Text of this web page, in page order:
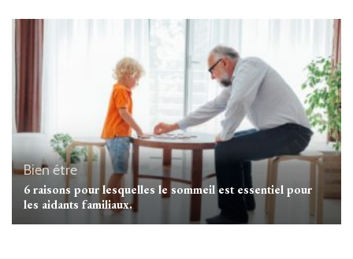
Bien étre
6 raisons pour lesquelles le sommeil est essentiel pour
les aidants familiaux.